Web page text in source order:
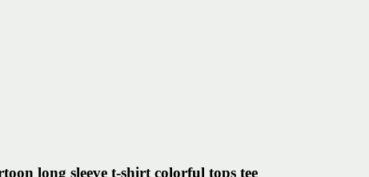
long sleeve t-shirt colorful tops tee